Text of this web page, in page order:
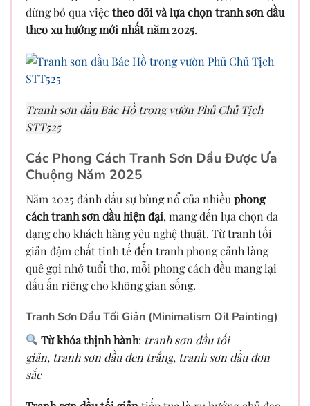
đừng bỏ qua việc theo dõi và lựa chọn tranh sơn dầu
theo xu hướng mới nhất năm 2025.
Tranh sơn dầu Bác Hồ trong vườn Phủ Chủ Tịch
STT525
Các Phong Cách Tranh Sơn Dầu Được Ưa
Chuộng Năm 2025
Năm 2025 đánh dấu sự bùng nổ của nhiều phong
cách tranh sơn dầu hiện đại, mang đến lựa chọn đa
dạng cho khách hàng yêu nghệ thuật. Từ tranh tối
giản đậm chất tinh tế đến tranh phong cảnh làng
quê gợi nhớ tuổi thơ, mỗi phong cách đều mang lại
dấu ấn riêng cho không gian sống.
Tranh Sơn Dầu Tối Giản (Minimalism Oil Painting)
Từ khóa thịnh hành: tranh sơn dầu tối
giản, tranh sơn dầu đen trắng, tranh sơn dầu đơn
sắc